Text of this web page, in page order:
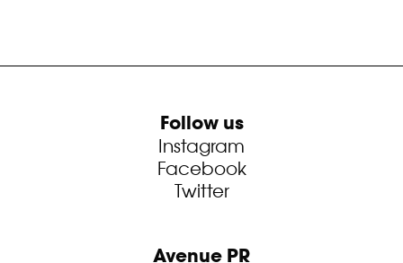
Follow us
Instagram
Facebook
Twitter
Avenue PR